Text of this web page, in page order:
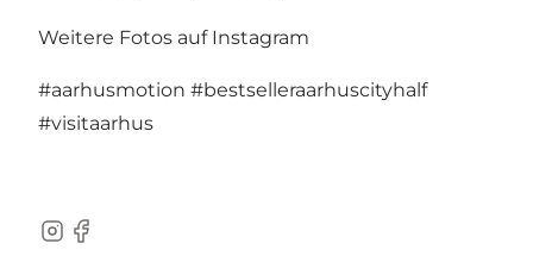
Weitere Fotos auf Instagram
#aarhusmotion #bestselleraarhuscityhalf
#visitaarhus
Instagram
Facebook